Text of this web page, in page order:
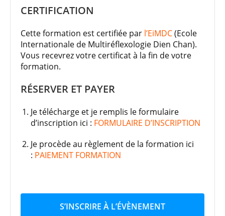
CERTIFICATION
Cette formation est certifiée par l’EiMDC(Ecole
Internationale de Multiréflexologie Dien Chan).
Vous recevrez votre certificat à la fin de votre
formation.
RÉSERVER ET PAYER
Je télécharge et je remplis le formulaire
d’inscription ici : FORMULAIRE D’INSCRIPTION
Je procède au règlement de la formation ici
: PAIEMENT FORMATION
S’INSCRIRE À L’ÉVÈNEMENT